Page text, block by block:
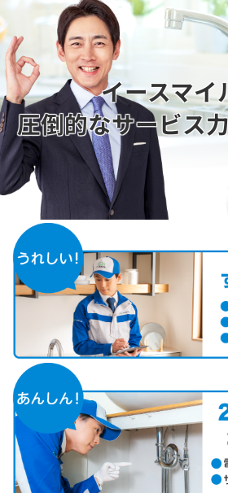
イースマイ
圧倒的なサービス